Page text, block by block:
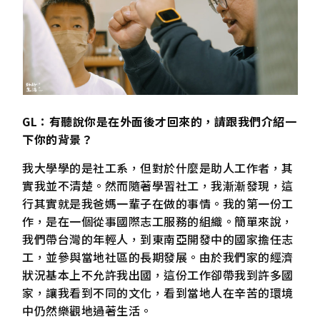
GL：有聽說你是在外面後才回來的，請跟我們介紹一
下你的背景？
我大學學的是社工系，但對於什麼是助人工作者，其
實我並不清楚。然而隨著學習社工，我漸漸發現，這
行其實就是我爸媽一輩子在做的事情。我的第一份工
作，是在一個從事國際志工服務的組織。簡單來說，
我們帶台灣的年輕人，到東南亞開發中的國家擔任志
工，並參與當地社區的長期發展。由於我們家的經濟
狀況基本上不允許我出國，這份工作卻帶我到許多國
家，讓我看到不同的文化，看到當地人在辛苦的環境
中仍然樂觀地過著生活。